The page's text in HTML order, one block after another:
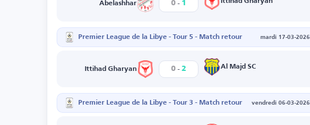
Abelashhar 0 - 1
Premier League de la Libye - Tour 5 - Match retour mardi 17-03-2026
Ittihad Gharyan 0 - 2 Al Majd SC
Premier League de la Libye - Tour 3 - Match retour vendredi 06-03-2026